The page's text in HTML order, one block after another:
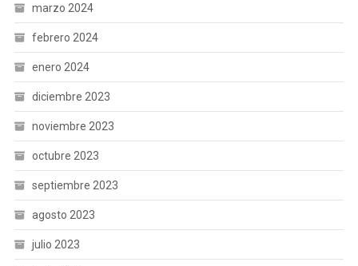
marzo 2024
febrero 2024
enero 2024
diciembre 2023
noviembre 2023
octubre 2023
septiembre 2023
agosto 2023
julio 2023